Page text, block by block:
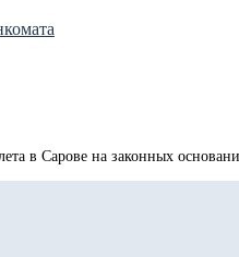
в Сарове на законных